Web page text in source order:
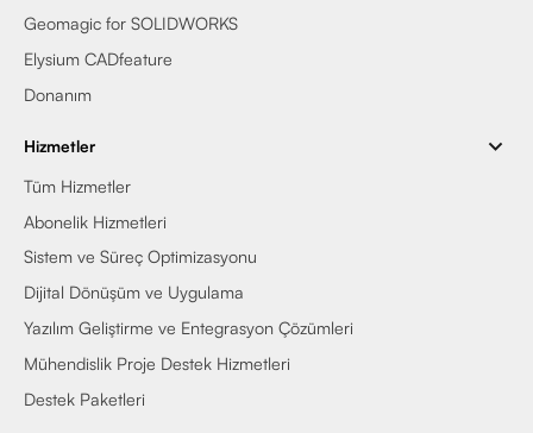
Geomagic for SOLIDWORKS
Elysium CADfeature
Donanım
Hizmetler
Tüm Hizmetler
Abonelik Hizmetleri
Sistem ve Süreç Optimizasyonu
Dijital Dönüşüm ve Uygulama
Yazılım Geliştirme ve Entegrasyon Çözümleri
Mühendislik Proje Destek Hizmetleri
Destek Paketleri